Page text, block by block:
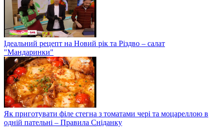
Ідеальний рецепт на Новий рік та Різдво – салат
"Мандаринки"
Як приготувати філе стегна з томатами чері та моцареллою в
одній пательні – Правила Сніданку